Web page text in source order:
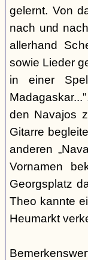
gelernt. Von
nach und
allerhand
sowie Lieder
in einer
den Navajos
Gitarre
anderen
Vornamen
Georgsplatz
Theo kannte
Heumarkt